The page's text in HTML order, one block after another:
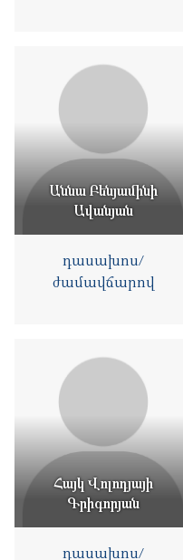
Աննա Բենյամինի
Ավանյան
դասախոս/
ժամավճարով
Հայկ Վոլոդյայի
Գրիգորյան
դասախոս/